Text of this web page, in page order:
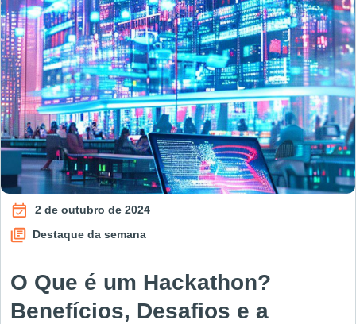
2 de outubro de 2024
Destaque da semana
O Que é um Hackathon?
Benefícios, Desafios e a